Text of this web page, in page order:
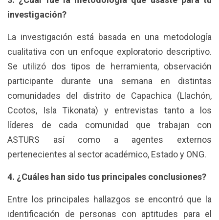
investigación?
La investigación está basada en una metodología
cualitativa con un enfoque exploratorio descriptivo.
Se utilizó dos tipos de herramienta, observación
participante durante una semana en distintas
comunidades del distrito de Capachica (Llachón,
Ccotos, Isla Tikonata) y entrevistas tanto a los
líderes de cada comunidad que trabajan con
ASTURS así como a agentes externos
pertenecientes al sector académico, Estado y ONG.
4. ¿Cuáles han sido tus principales conclusiones?
Entre los principales hallazgos se encontró que la
identificación de personas con aptitudes para el